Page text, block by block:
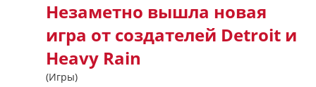
Незаметно вышла новая
игра от создателей Detroit и
Heavy Rain
(Игры)